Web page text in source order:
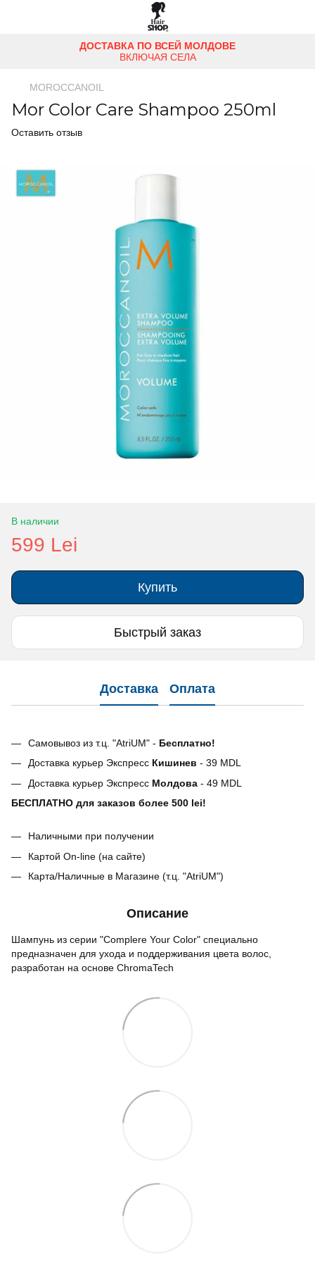
ДОСТАВКА ПО ВСЕЙ МОЛДОВЕ
ВКЛЮЧАЯ СЕЛА
MOROCCANOIL
Mor Color Care Shampoo 250ml
Оставить отзыв
В наличии
599 Lei
Купить
Быстрый заказ
Доставка Оплата
Самовывоз из т.ц. "AtriUM" - Бесплатно!
Доставка курьер Экспресс Кишинев - 39 MDL
Доставка курьер Экспресс Молдова - 49 MDL
БЕСПЛАТНО для заказов более 500 lei!
Наличными при получении
Картой On-line (на сайте)
Карта/Наличные в Магазине (т.ц. "AtriUM")
Описание
Шампунь из серии "Complere Your Color" специально
предназначен для ухода и поддерживания цвета волос,
разработан на основе ChromaTech